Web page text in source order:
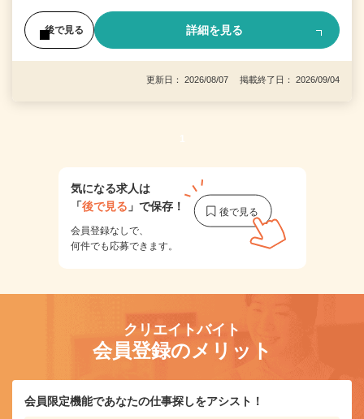
後で見る 詳細を見る
更新日： 2026/08/07 掲載終了日： 2026/09/04
1
気になる求人は
「後で見る 」で保存！
会員登録なしで、
何件でも応募できます。
クリエイトバイト
会員登録のメリット
会員限定機能であなたの仕事探しをアシスト！